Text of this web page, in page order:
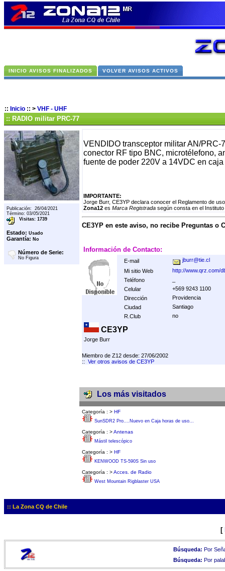
INICIO AVISOS FINALIZADOS VOLVER AVISOS ACTIVOS
:: Inicio :: > VHF - UHF
:: RADIO militar PRC-77
Publicación: 26/04/2021
Término: 03/05/2021
Visitas: 1739
Estado: Usado
Garantía: No
Número de Serie:
No Figura
VENDIDO transceptor militar AN/PRC-
conector RF tipo BNC, microtélefono,
fuente de poder 220V a 14VDC en
IMPORTANTE:
Jorge Burr, CE3YP declara conocer el Reglamento de
Zona12 es Marca Registrada según consta en el
CE3YP en este aviso, no recibe Preguntas o
Información de Contacto:
E-mail
jburr@tie.cl
Mi sitio Web
http://www.qrz.com/
Teléfono
Celular
+569 9243 1100
Dirección
Providencia
Ciudad
Santiago
R.Club
no
CE3YP
Jorge Burr
Miembro de Z12 desde: 27/06/2002
:: Ver otros avisos de CE3YP
Los más visitados
Categoría : > HF
SunSDR2 Pro....Nuevo en Caja horas de uso...
Categoría : >Antenas
Mástil telescópico
Categoría : > HF
KENWOOD TS-590S Sin uso
Categoría : >Acces. de Radio
West Mountain Rigblaster USA
:: La Zona CQ de Chile
[
Búsqueda: Por
Búsqueda: Por